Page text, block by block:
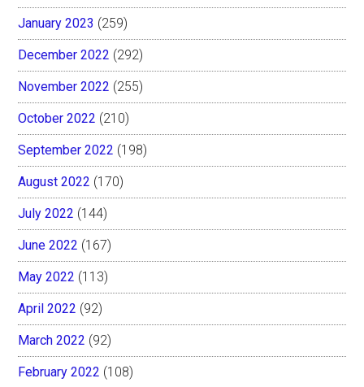
January 2023 (259)
December 2022 (292)
November 2022 (255)
October 2022 (210)
September 2022 (198)
August 2022 (170)
July 2022 (144)
June 2022 (167)
May 2022 (113)
April 2022 (92)
March 2022 (92)
February 2022 (108)